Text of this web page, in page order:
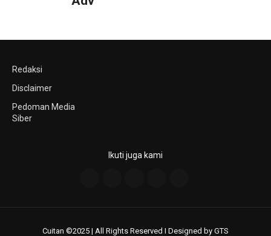
Redaksi
Disclaimer
Pedoman Media
Siber
Ikuti juga kami
Cuitan ©2025 | All Rights Reserved I Designed by GTS